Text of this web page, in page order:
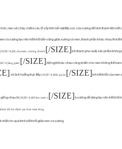
men sẽ chảy chiếm các lỗ xốp trên bề mặt tiếp xúc của xương để hình thành liên
và xương tạo nên kết khối bền vững giữa xương và men, thành phần khác nhau thì kết
[SIZE=4]độ của men, xương chưa h [/SIZE] ình thành pha mulit, sản phẩm
giảm [/SIZE] đột ngột khác nhau cũng khiến cho men không thể
sẽ ảnh hưởng trực tiếp[SIZE=4]đến quá tr [/SIZE] ình kết khối của men
nhau là[SIZE=4]để cho men v [/SIZE] à xương dễ dàng tạo nên kết khối
độ ổn định cao hơn men lỏng
nhất cho quá trình kết khối giữa men và xương.